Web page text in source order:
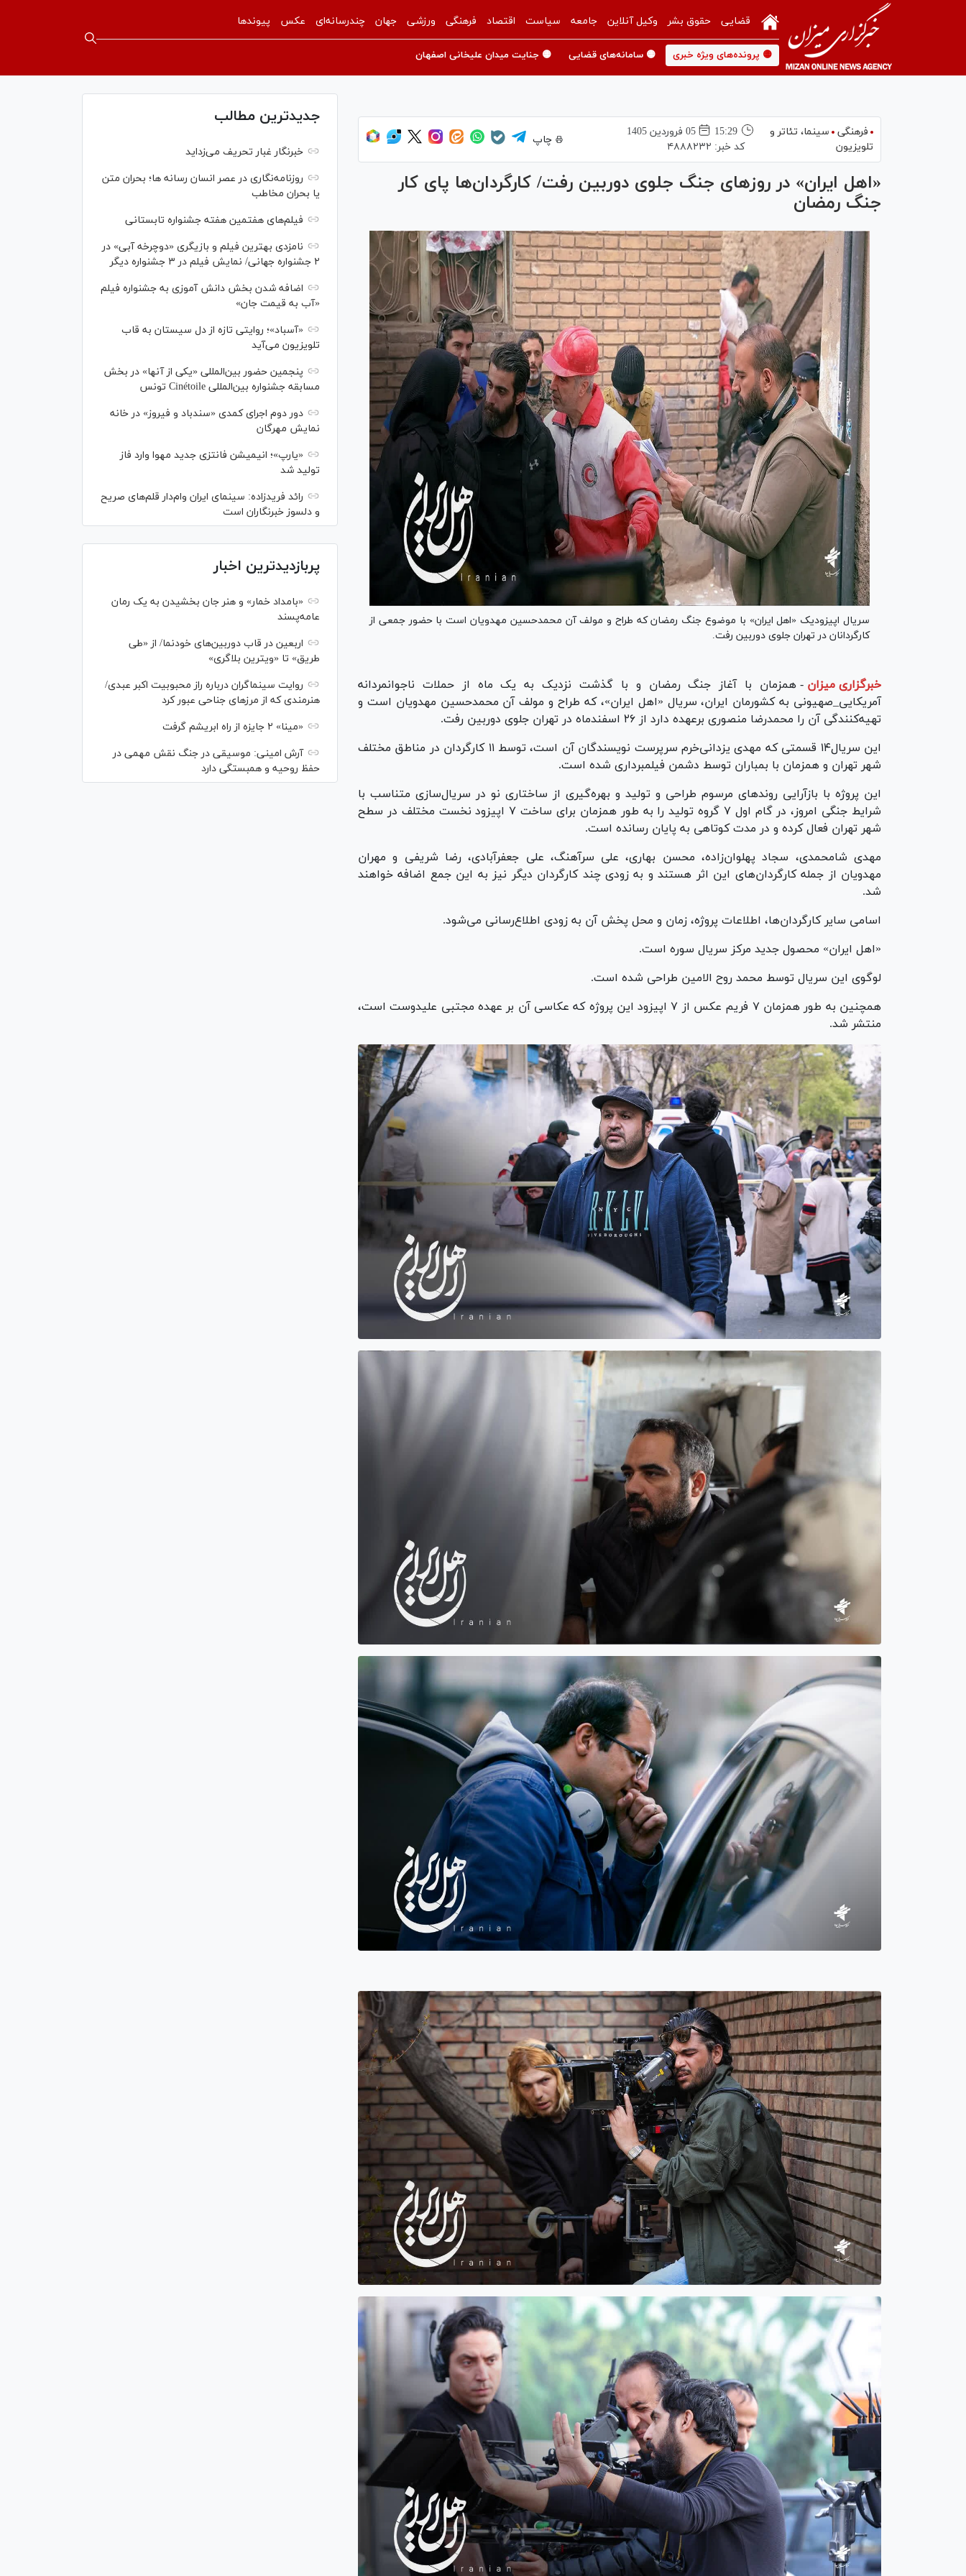
قضایی حقوق بشر وکیل آنلاین جامعه سیاست اقتصاد فرهنگی ورزشی جهان چندرسانه‌ای عکس پیوندها
🟡 پرونده‌های ویژه خبری 🟡 سامانه‌های قضایی 🟡 جنایت میدان علیخانی اصفهان
فرهنگی
سینما،‌ تئاتر و
تلویزیون
15:29
05 فروردين 1405
کد خبر: ۴۸۸۸۲۳۲
چاپ
«اهل ایران» در روز‌های جنگ جلوی دوربین رفت/ کارگردان‌ها پای کار
جنگ رمضان
سریال اپیزودیک «اهل ایران» با موضوع جنگ رمضان که طراح و مولف آن محمدحسین مهدویان است با حضور جمعی از
کارگردانان در تهران جلوی دوربین رفت.
خبرگزاری میزان - همزمان با آغاز جنگ رمضان و با گذشت نزدیک به یک ماه از حملات ناجوانمردانه
آمریکایی_صهیونی به کشورمان ایران، سریال «اهل ایران»، که طراح و مولف آن محمدحسین مهدویان است و
تهیه‌کنندگی آن را محمدرضا منصوری برعهده دارد از ۲۶ اسفندماه در تهران جلوی دوربین رفت.
این سریال۱۴ قسمتی که مهدی یزدانی‌خرم سرپرست نویسندگان آن است، توسط ۱۱ کارگردان در مناطق مختلف
شهر تهران و همزمان با بمباران توسط دشمن فیلمبرداری شده است.
این پروژه با بازآرایی روند‌های مرسوم طراحی و تولید و بهره‌گیری از ساختاری نو در سریال‌سازی متناسب با
شرایط جنگی امروز، در گام اول ۷ گروه تولید را به طور همزمان برای ساخت ٧ اپیزود نخست مختلف در سطح
شهر تهران فعال کرده و در مدت کوتاهی به پایان رسانده است.
مهدی شامحمدی، سجاد پهلوان‌زاده، محسن بهاری، علی سرآهنگ، علی جعفرآبادی، رضا شریفی و مهران
مهدویان از جمله کارگردان‌های این اثر هستند و به زودی چند کارگردان دیگر نیز به این جمع اضافه خواهند
شد.
اسامی سایر کارگردان‌ها، اطلاعات پروژه، زمان و محل پخش آن به زودی اطلاع‌رسانی می‌شود.
«اهل ایران» محصول جدید مرکز سریال سوره است.
لوگوی این سریال توسط محمد روح الامین طراحی شده است.
همچنین به طور همزمان ۷ فریم عکس از ۷ اپیزود این پروژه که عکاسی آن بر عهده مجتبی علیدوست است،
منتشر شد.
جدیدترین مطالب
خبرنگار غبار تحریف می‌زداید
روزنامه‌نگاری در عصر انسان رسانه ها؛ بحران متن
یا بحران مخاطب
فیلم‌های هفتمین هفته جشنواره تابستانی
نامزدی بهترین فیلم و بازیگری «دوچرخه آبی» در
۲ جشنواره جهانی/ نمایش فیلم در ۳ جشنواره دیگر
اضافه شدن بخش دانش آموزی به جشنواره فیلم
«آب به قیمت جان»
«آسباد»؛ روایتی تازه از دل سیستان به قاب
تلویزیون می‌آید
پنجمین حضور بین‌المللی «یکی از آنها» در بخش
مسابقه جشنواره بین‌المللی Cinétoile تونس
دور دوم اجرای کمدی «سندباد و فیروز» در خانه
نمایش مهرگان
«یارپ»؛ انیمیشن فانتزی جدید مهوا وارد فاز
تولید شد
رائد فریدزاده: سینمای ایران وام‌دار قلم‌های صریح
و دلسوز خبرنگاران است
پربازدیدترین اخبار
«بامداد خمار» و هنر جان بخشیدن به یک رمان
عامه‌پسند
اربعین در قاب دوربین‌های خودنما/ از «طی
طریق» تا «ویترین بلاگری»
روایت سینماگران درباره راز محبوبیت اکبر عبدی/
هنرمندی که از مرزهای جناحی عبور کرد
«مینا» ۲ جایزه از راه ابریشم گرفت
آرش امینی: موسیقی در جنگ نقش مهمی در
حفظ روحیه و همبستگی دارد